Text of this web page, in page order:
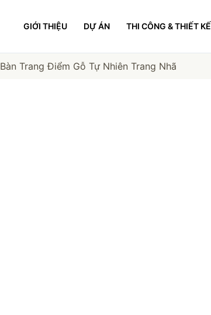
GIỚI THIỆU DỰ ÁN THI CÔNG & THIẾT KẾ
Bàn Trang Điểm Gỗ Tự Nhiên Trang Nhã